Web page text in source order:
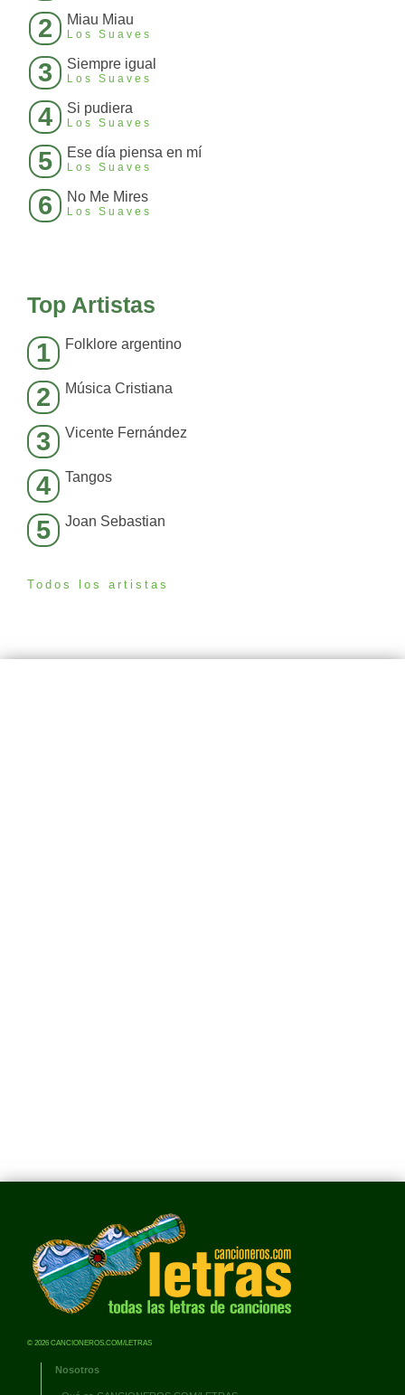
2 Miau Miau
Los Suaves
3 Siempre igual
Los Suaves
4 Si pudiera
Los Suaves
5 Ese día piensa en mí
Los Suaves
6 No Me Mires
Los Suaves
Top Artistas
1 Folklore argentino
2 Música Cristiana
3 Vicente Fernández
4 Tangos
5 Joan Sebastian
Todos los artistas
© 2026 CANCIONEROS.COM/LETRAS
Nosotros